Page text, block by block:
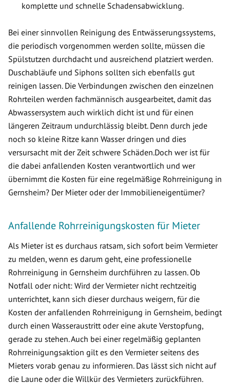
komplette und schnelle Schadensabwicklung.
Bei einer sinnvollen Reinigung des Entwässerungssystems,
die periodisch vorgenommen werden sollte, müssen die
Spülstutzen durchdacht und ausreichend platziert werden.
Duschabläufe und Siphons sollten sich ebenfalls gut
reinigen lassen. Die Verbindungen zwischen den einzelnen
Rohrteilen werden fachmännisch ausgearbeitet, damit das
Abwassersystem auch wirklich dicht ist und für einen
längeren Zeitraum undurchlässig bleibt. Denn durch jede
noch so kleine Ritze kann Wasser dringen und dies
versursacht mit der Zeit schwere Schäden.Doch wer ist für
die dabei anfallenden Kosten verantwortlich und wer
übernimmt die Kosten für eine regelmäßige Rohrreinigung in
Gernsheim? Der Mieter oder der Immobilieneigentümer?
Anfallende Rohrreinigungskosten für Mieter
Als Mieter ist es durchaus ratsam, sich sofort beim Vermieter
zu melden, wenn es darum geht, eine professionelle
Rohrreinigung in Gernsheim durchführen zu lassen. Ob
Notfall oder nicht: Wird der Vermieter nicht rechtzeitig
unterrichtet, kann sich dieser durchaus weigern, für die
Kosten der anfallenden Rohrreinigung in Gernsheim, bedingt
durch einen Wasseraustritt oder eine akute Verstopfung,
gerade zu stehen. Auch bei einer regelmäßig geplanten
Rohrreinigungsaktion gilt es den Vermieter seitens des
Mieters vorab genau zu informieren. Das lässt sich nicht auf
die Laune oder die Willkür des Vermieters zurückführen.